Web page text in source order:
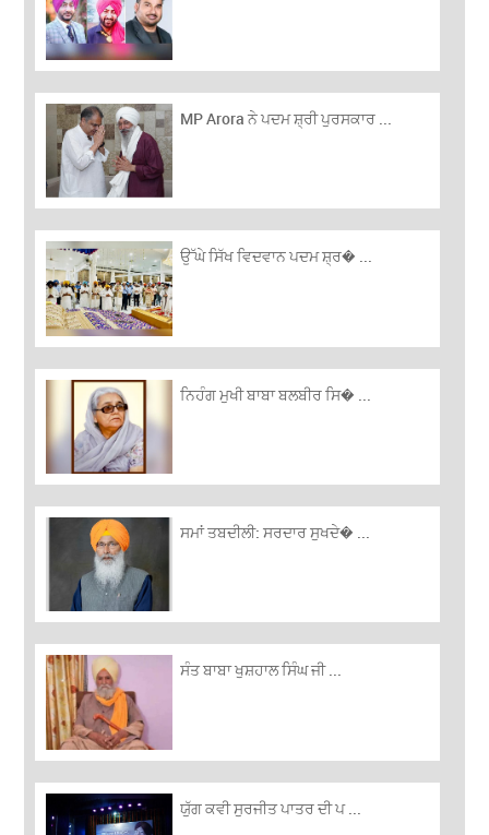
MP Arora ਨੇ ਪਦਮ ਸ਼੍ਰੀ ਪੁਰਸਕਾਰ ...
ਉੱਘੇ ਸਿੱਖ ਵਿਦਵਾਨ ਪਦਮ ਸ਼੍ਰ� ...
ਨਿਹੰਗ ਮੁਖੀ ਬਾਬਾ ਬਲਬੀਰ ਸਿ� ...
ਸਮਾਂ ਤਬਦੀਲੀ: ਸਰਦਾਰ ਸੁਖਦੇ� ...
ਸੰਤ ਬਾਬਾ ਖੁਸ਼ਹਾਲ ਸਿੰਘ ਜੀ ...
ਯੁੱਗ ਕਵੀ ਸੁਰਜੀਤ ਪਾਤਰ ਦੀ ਪ ...